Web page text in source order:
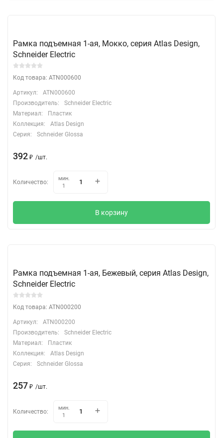
Рамка подъемная 1-ая, Мокко, серия Atlas Design,
Schneider Electric
Код товара: ATN000600
Артикул:
ATN000600
Производитель:
Schneider Electric
Материал:
Пластик
Коллекция:
Atlas Design
Серия:
Schneider Glossa
392 ₽ /шт.
Количество:
мин.
1
В корзину
Рамка подъемная 1-ая, Бежевый, серия Atlas Design,
Schneider Electric
Код товара: ATN000200
Артикул:
ATN000200
Производитель:
Schneider Electric
Материал:
Пластик
Коллекция:
Atlas Design
Серия:
Schneider Glossa
257 ₽ /шт.
Количество:
мин.
1